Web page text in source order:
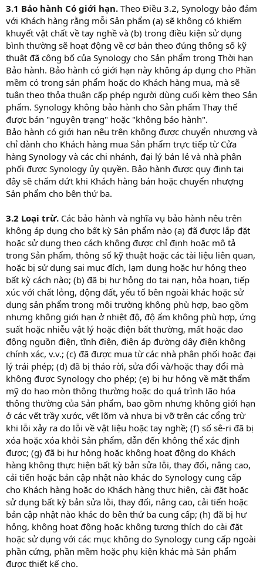
3.1 Bảo hành Có giới hạn. Theo Điều 3.2, Synology bảo đảm
với Khách hàng rằng mỗi Sản phẩm (a) sẽ không có khiếm
khuyết vật chất về tay nghề và (b) trong điều kiện sử dụng
bình thường sẽ hoạt động về cơ bản theo đúng thông số kỹ
thuật đã công bố của Synology cho Sản phẩm trong Thời hạn
Bảo hành. Bảo hành có giới hạn này không áp dụng cho Phần
mềm có trong sản phẩm hoặc do Khách hàng mua, mà sẽ
tuân theo thỏa thuận cấp phép người dùng cuối kèm theo Sản
phẩm. Synology không bảo hành cho Sản phẩm Thay thế
được bán "nguyên trạng" hoặc "không bảo hành".
Bảo hành có giới hạn nêu trên không được chuyển nhượng và
chỉ dành cho Khách hàng mua Sản phẩm trực tiếp từ Cửa
hàng Synology và các chi nhánh, đại lý bán lẻ và nhà phân
phối được Synology ủy quyền. Bảo hành được quy định tại
đây sẽ chấm dứt khi Khách hàng bán hoặc chuyển nhượng
Sản phẩm cho bên thứ ba.
3.2 Loại trừ. Các bảo hành và nghĩa vụ bảo hành nêu trên
không áp dụng cho bất kỳ Sản phẩm nào (a) đã được lắp đặt
hoặc sử dụng theo cách không được chỉ định hoặc mô tả
trong Sản phẩm, thông số kỹ thuật hoặc các tài liệu liên quan,
hoặc bị sử dụng sai mục đích, lạm dụng hoặc hư hỏng theo
bất kỳ cách nào; (b) đã bị hư hỏng do tai nạn, hỏa hoạn, tiếp
xúc với chất lỏng, động đất, yếu tố bên ngoài khác hoặc sử
dụng sản phẩm trong môi trường không phù hợp, bao gồm
nhưng không giới hạn ở nhiệt độ, độ ẩm không phù hợp, ứng
suất hoặc nhiễu vật lý hoặc điện bất thường, mất hoặc dao
động nguồn điện, tĩnh điện, điện áp đường dây điện không
chính xác, v.v.; (c) đã được mua từ các nhà phân phối hoặc đại
lý trái phép; (d) đã bị tháo rời, sửa đổi và/hoặc thay đổi mà
không được Synology cho phép; (e) bị hư hỏng về mặt thẩm
mỹ do hao mòn thông thường hoặc do quá trình lão hóa
thông thường của Sản phẩm, bao gồm nhưng không giới hạn
ở các vết trầy xước, vết lõm và nhựa bị vỡ trên các cổng trừ
khi lỗi xảy ra do lỗi về vật liệu hoặc tay nghề; (f) số sê-ri đã bị
xóa hoặc xóa khỏi Sản phẩm, dẫn đến không thể xác định
được; (g) đã bị hư hỏng hoặc không hoạt động do Khách
hàng không thực hiện bất kỳ bản sửa lỗi, thay đổi, nâng cao,
cải tiến hoặc bản cập nhật nào khác do Synology cung cấp
cho Khách hàng hoặc do Khách hàng thực hiện, cài đặt hoặc
sử dụng bất kỳ bản sửa lỗi, thay đổi, nâng cao, cải tiến hoặc
bản cập nhật nào khác do bên thứ ba cung cấp; (h) đã bị hư
hỏng, không hoạt động hoặc không tương thích do cài đặt
hoặc sử dụng với các mục không do Synology cung cấp ngoài
phần cứng, phần mềm hoặc phụ kiện khác mà Sản phẩm
được thiết kế cho.